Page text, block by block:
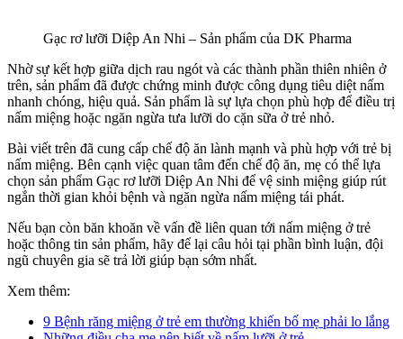
Gạc rơ lưỡi Diệp An Nhi – Sản phẩm của DK Pharma
Nhờ sự kết hợp giữa dịch rau ngót và các thành phần thiên nhiên ở
trên, sản phẩm đã được chứng minh được công dụng tiêu diệt nấm
nhanh chóng, hiệu quả. Sản phẩm là sự lựa chọn phù hợp để điều trị
nấm miệng hoặc ngăn ngừa tưa lưỡi do cặn sữa ở trẻ nhỏ.
Bài viết trên đã cung cấp chế độ ăn lành mạnh và phù hợp với trẻ bị
nấm miệng. Bên cạnh việc quan tâm đến chế độ ăn, mẹ có thể lựa
chọn sản phẩm Gạc rơ lưỡi Diệp An Nhi để vệ sinh miệng giúp rút
ngắn thời gian khỏi bệnh và ngăn ngừa nấm miệng tái phát.
Nếu bạn còn băn khoăn về vấn đề liên quan tới nấm miệng ở trẻ
hoặc thông tin sản phẩm, hãy để lại câu hỏi tại phần bình luận, đội
ngũ chuyên gia sẽ trả lời giúp bạn sớm nhất.
Xem thêm:
9 Bệnh răng miệng ở trẻ em thường khiến bố mẹ phải lo lắng